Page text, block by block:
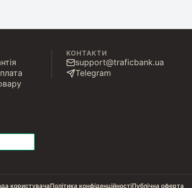
КОНТАКТИ
support@traficbank.ua
Telegram
користувачаПолітика конфіденційностіПублічна оферта